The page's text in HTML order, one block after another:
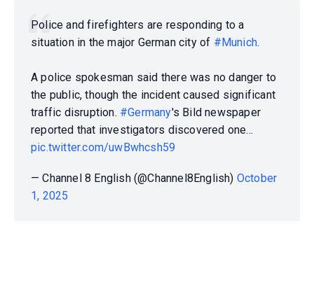
Police and firefighters are responding to a
situation in the major German city of #Munich.
A police spokesman said there was no danger to
the public, though the incident caused significant
traffic disruption. #Germany's Bild newspaper
reported that investigators discovered one…
pic.twitter.com/uwBwhcsh59
— Channel 8 English (@Channel8English) October
1, 2025